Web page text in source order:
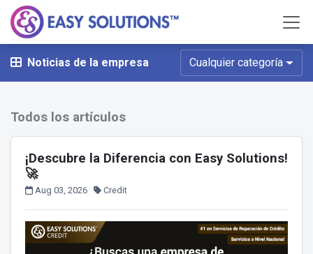
Noticias de la empresa Cualquier categoría
Todos los artículos
¡Descubre la Diferencia con Easy Solutions!
🚀
Aug 03, 2026 Credit